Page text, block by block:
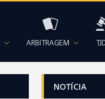
ARBITRAGEM
NOTÍCIA